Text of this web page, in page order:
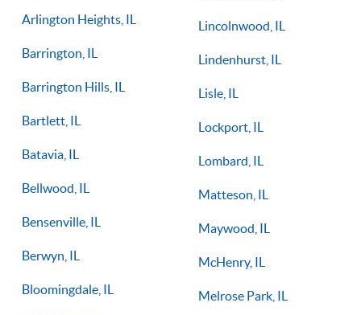
Arlington Heights, IL
Barrington, IL
Barrington Hills, IL
Bartlett, IL
Batavia, IL
Bellwood, IL
Bensenville, IL
Berwyn, IL
Bloomingdale, IL
Lincolnwood, IL
Lindenhurst, IL
Lisle, IL
Lockport, IL
Lombard, IL
Matteson, IL
Maywood, IL
McHenry, IL
Melrose Park, IL